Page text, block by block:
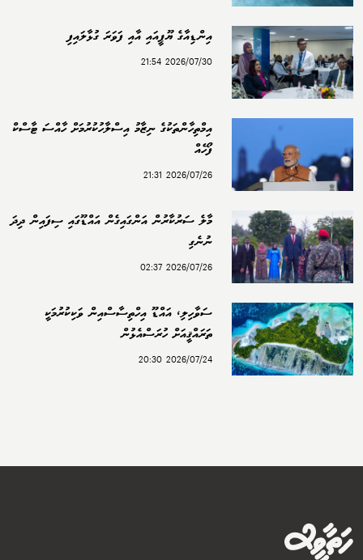
އިންޑިއާގެ ޔޫޕީއައި އާއި ފަވަރަ ގުޅާލައިފި
2026/07/30 21:54
އިމްތިހާންތަކުގެ ނިޒާމު އިސްލާހުކުރުމަށް ހާއްސަ ޓާސްކް
ފޯހެއް
2026/07/26 21:31
މާލެ ސަރުކާރުން އަންގައިގެން އައްޑޫގައި ސިފައިން ދިދަ
ނުނެގި
2026/07/26 02:37
ސަވާހިލި، އައްޑޫ އިހްތިސާސްއިން ވަކިކުރުމަކީ
ތަރައްޤީއަށް ހުރަސްއެޅުން
2026/07/24 20:30